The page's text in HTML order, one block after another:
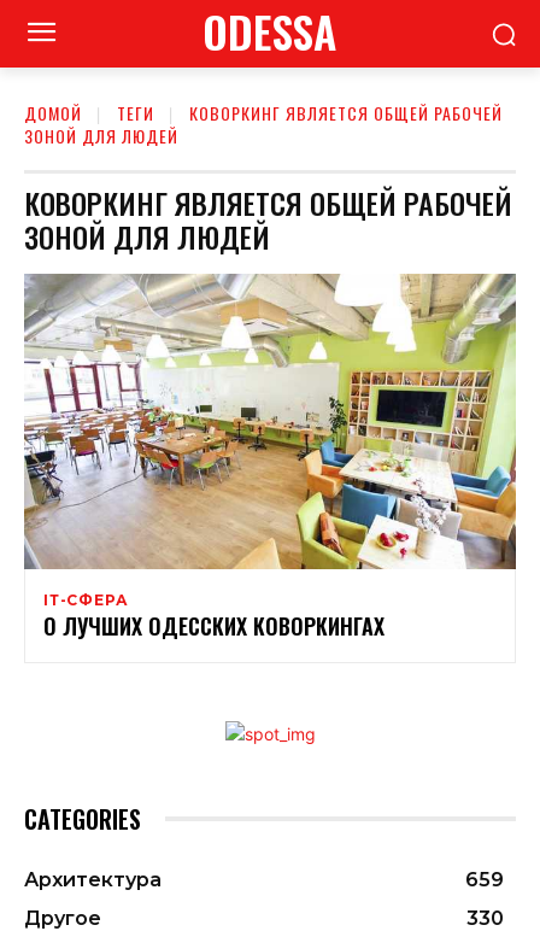
ODESSA
ДОМОЙ ТЕГИ
КОВОРКИНГ ЯВЛЯЕТСЯ ОБЩЕЙ РАБОЧЕЙ
ЗОНОЙ ДЛЯ ЛЮДЕЙ
КОВОРКИНГ ЯВЛЯЕТСЯ ОБЩЕЙ РАБОЧЕЙ
ЗОНОЙ ДЛЯ ЛЮДЕЙ
ІТ-СФЕРА
О ЛУЧШИХ ОДЕССКИХ КОВОРКИНГАХ
CATEGORIES
Архитектура
659
Другое
330